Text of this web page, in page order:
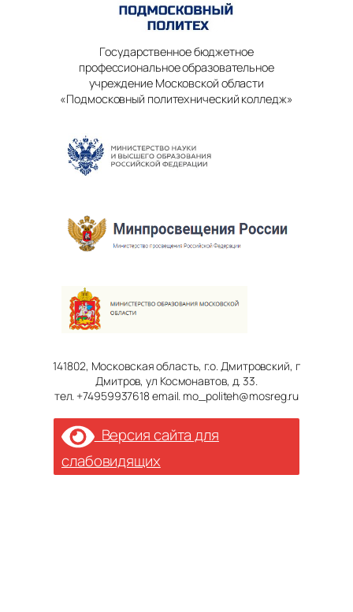
Государственное бюджетное
профессиональное образовательное
учреждение Московской области
«Подмосковный политехнический колледж»
141802, Московская область, г.о. Дмитровский, г
Дмитров, ул Космонавтов, д. 33.
тел. +74959937618 email. mo_politeh@mosreg.ru
Версия сайта для
слабовидящих